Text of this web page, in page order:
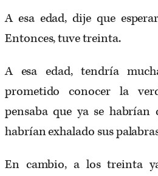
A esa edad, dije que
Entonces, tuve treinta.
A esa edad, tendría
prometido conocer la
pensaba que ya se habrían
habrían exhalado sus
En cambio, a los treinta